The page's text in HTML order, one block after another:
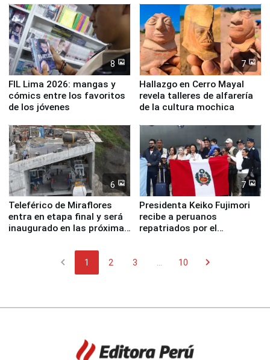
8
FIL Lima 2026: mangas y
cómics entre los favoritos
de los jóvenes
7
Hallazgo en Cerro Mayal
revela talleres de alfarería
de la cultura mochica
6
Teleférico de Miraflores
entra en etapa final y será
inaugurado en las próximas
7
Presidenta Keiko Fujimori
recibe a peruanos
repatriados por el
chevron_left 1 2 3 ... 10 chevron_right